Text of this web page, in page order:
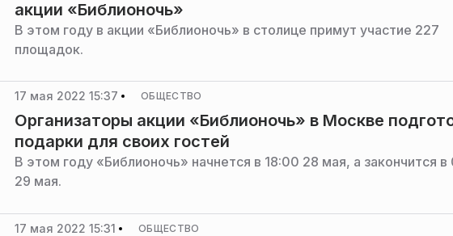
акции «Библионочь»
В этом году в акции «Библионочь» в столице примут участие 227
площадок.
17 мая 2022 15:37 ОБЩЕСТВО
Организаторы акции «Библионочь» в Москве
подарки для своих гостей
В этом году «Библионочь» начнется в 18:00 28 мая, а закончится
29 мая.
17 мая 2022 15:31 ОБЩЕСТВО